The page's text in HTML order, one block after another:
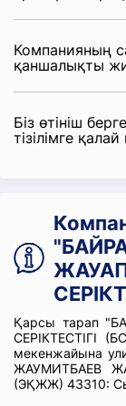
Компанияның
қаншалықты
Біз өтініш
тізілімге қалай
Қарсы тарап
СЕРІКТЕСТІГІ
мекенжайына
ЖАУМИТБАЕВ
(ЭҚЖЖ) 43310: